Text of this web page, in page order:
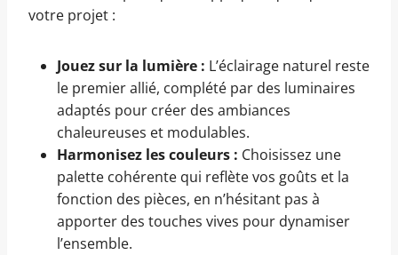
votre projet :
Jouez sur la lumière : L’éclairage naturel reste
le premier allié, complété par des luminaires
adaptés pour créer des ambiances
chaleureuses et modulables.
Harmonisez les couleurs : Choisissez une
palette cohérente qui reflète vos goûts et la
fonction des pièces, en n’hésitant pas à
apporter des touches vives pour dynamiser
l’ensemble.